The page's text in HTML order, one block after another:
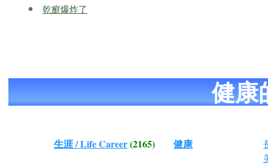
乾癬爆炸了
健康
生涯 / Life Career(2165) 健康